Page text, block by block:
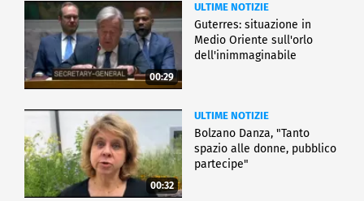
00:29
ULTIME NOTIZIE
Guterres: situazione in
Medio Oriente sull'orlo
dell'inimmaginabile
00:32
ULTIME NOTIZIE
Bolzano Danza, "Tanto
spazio alle donne, pubblico
partecipe"